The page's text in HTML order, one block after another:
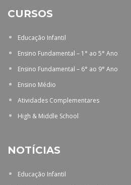
CURSOS
Educação Infantil
Ensino Fundamental – 1° ao 5° Ano
Ensino Fundamental – 6° ao 9° Ano
Ensino Médio
Atividades Complementares
High & Middle School
NOTÍCIAS
Educação Infantil